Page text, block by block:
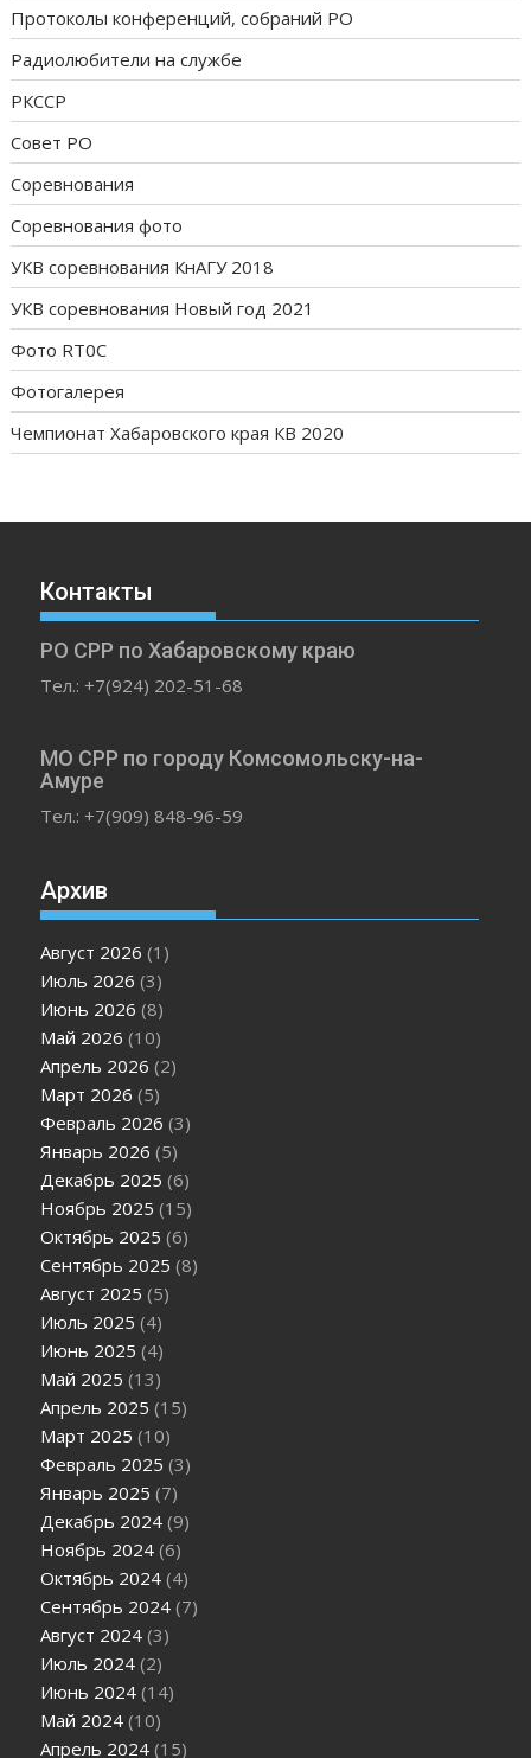
Протоколы конференций, собраний РО
Радиолюбители на службе
РКССР
Совет РО
Соревнования
Соревнования фото
УКВ соревнования КнАГУ 2018
УКВ соревнования Новый год 2021
Фото RT0C
Фотогалерея
Чемпионат Хабаровского края КВ 2020
Контакты
РО СРР по Хабаровскому краю
Тел.: +7(924) 202-51-68
МО СРР по городу Комсомольску-на-
Амуре
Тел.: +7(909) 848-96-59
Архив
Август 2026 (1)
Июль 2026 (3)
Июнь 2026 (8)
Май 2026 (10)
Апрель 2026 (2)
Март 2026 (5)
Февраль 2026 (3)
Январь 2026 (5)
Декабрь 2025 (6)
Ноябрь 2025 (15)
Октябрь 2025 (6)
Сентябрь 2025 (8)
Август 2025 (5)
Июль 2025 (4)
Июнь 2025 (4)
Май 2025 (13)
Апрель 2025 (15)
Март 2025 (10)
Февраль 2025 (3)
Январь 2025 (7)
Декабрь 2024 (9)
Ноябрь 2024 (6)
Октябрь 2024 (4)
Сентябрь 2024 (7)
Август 2024 (3)
Июль 2024 (2)
Июнь 2024 (14)
Май 2024 (10)
Апрель 2024 (15)